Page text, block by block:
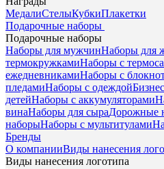
МедалиСтелыКубкиПлакетки
Подарочные наборы
Подарочные наборы
Наборы для мужчинНаборы для
термокружкамиНаборы с
ежедневникамиНаборы с
пледамиНаборы с одеждой
детейНаборы с аккумуляторами
винаНаборы для сыраДорожные
наборыНаборы с мультитулами
Бренды
О компанииВиды нанесения
Виды нанесения логотипа